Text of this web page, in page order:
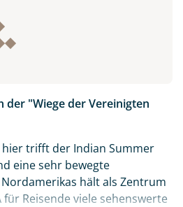
der "Wiege der Vereinigten
hier trifft der Indian Summer
eine sehr bewegte
hält als Zentrum
Reisende viele sehenswerte